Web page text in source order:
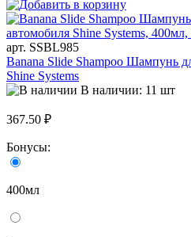
арт. SSBL985
Banana Slide Shampoo Шампунь
Shine Systems
В наличии: 11 шт
367.50 ₽
Бонусы:
400мл